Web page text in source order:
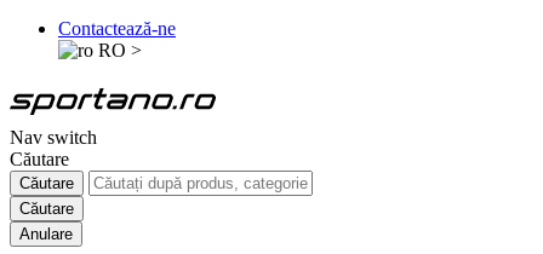
Contactează-ne
RO >
Nav switch
Căutare
Căutare
Căutare
Anulare